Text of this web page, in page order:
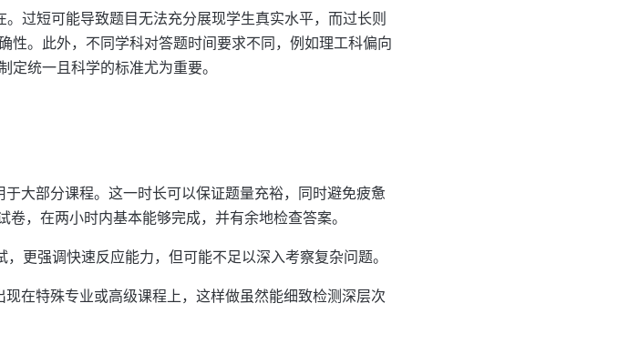
过短可能导致题目无法充分展现学生真实水平，而过长则
性。此外，不同学科对答题时间要求不同，例如理工科偏向
定统一且科学的标准尤为重要。
于大部分课程。这一时长可以保证题量充裕，同时避免疲惫
，在两小时内基本能够完成，并有余地检查答案。
更强调快速反应能力，但可能不足以深入考察复杂问题。
现在特殊专业或高级课程上，这样做虽然能细致检测深层次